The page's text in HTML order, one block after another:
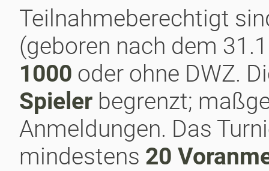
Teilnahmeberechtigt
(geboren nach dem
1000 oder ohne DWZ.
Spieler begrenzt;
Anmeldungen. Das
mindestens 20